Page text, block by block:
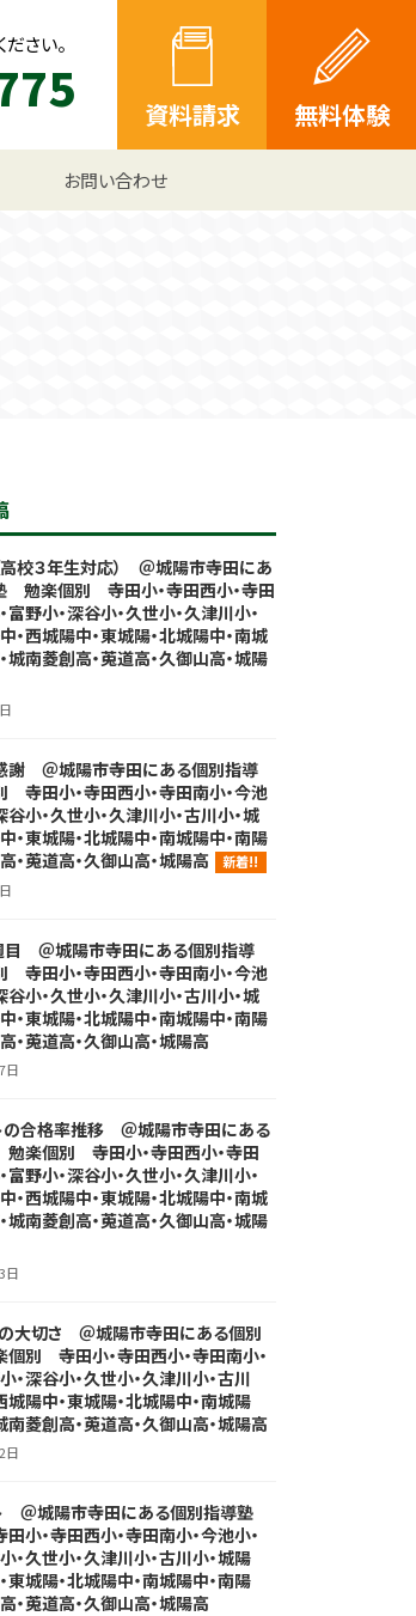
さい。
資料請求 無料体験
お問い合わせ
校３年生対応） ＠城陽市寺田にあ
勉楽個別 寺田小・寺田西小・寺田
富野小・深谷小・久世小・久津川小・
・西城陽中・東城陽・北城陽中・南城
城南菱創高・莵道高・久御山高・城陽
謝 ＠城陽市寺田にある個別指導
田小・寺田西小・寺田南小・今池
谷小・久世小・久津川小・古川小・城
・東城陽・北城陽中・南城陽中・南陽
・莵道高・久御山高・城陽高
新着!!
目 ＠城陽市寺田にある個別指導
田小・寺田西小・寺田南小・今池
谷小・久世小・久津川小・古川小・城
・東城陽・北城陽中・南城陽中・南陽
・莵道高・久御山高・城陽高
日
の合格率推移 ＠城陽市寺田にある
楽個別 寺田小・寺田西小・寺田
富野小・深谷小・久世小・久津川小・
・西城陽中・東城陽・北城陽中・南城
城南菱創高・莵道高・久御山高・城陽
日
の大切さ ＠城陽市寺田にある個別
別 寺田小・寺田西小・寺田南小・
・深谷小・久世小・久津川小・古川
城陽中・東城陽・北城陽中・南城陽
南菱創高・莵道高・久御山高・城陽高
日
＠城陽市寺田にある個別指導塾
小・寺田西小・寺田南小・今池小・
・久世小・久津川小・古川小・城陽
東城陽・北城陽中・南城陽中・南陽
・莵道高・久御山高・城陽高